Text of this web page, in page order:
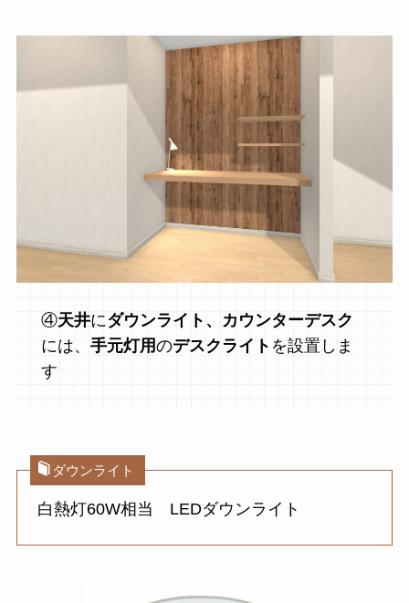
④天井にダウンライト、カウンターデスク
には、 手元灯用のデスクライト を設置しま
す
ダウンライト
白熱灯60W相当 LEDダウンライト